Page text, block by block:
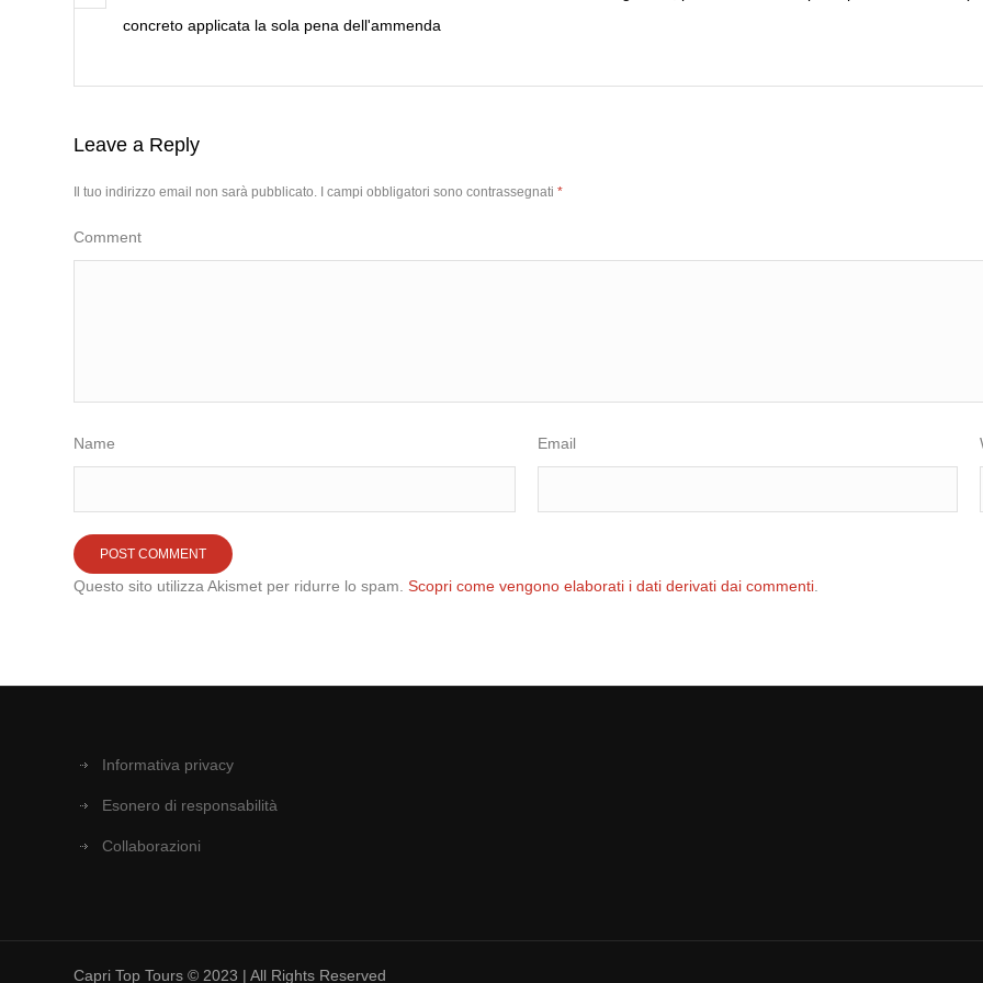
concreto applicata la sola pena dell'ammenda
Leave a Reply
Il tuo indirizzo email non sarà pubblicato. I campi obbligatori sono contrassegnati*
Comment
Name Email
Questo sito utilizza Akismet per ridurre lo spam.Scopri come vengono elaborati i dati derivati dai commenti
Informativa privacy
Esonero di responsabilità
Collaborazioni
Capri Top Tours © 2023 | All Rights Reserved